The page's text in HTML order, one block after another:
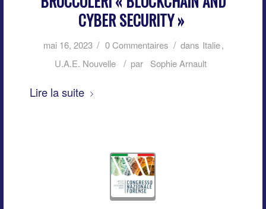
CYBER SECURITY »
mai 16, 2023 / 0 Commentaires / dans Italie,
U.A.E. Nouvelle
/ par Sophie Arnault
Lire la suite